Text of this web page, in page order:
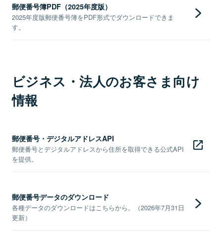
郵便番号簿PDF（2025年度版）
2025年度版郵便番号簿をPDF形式でダウンロードできま
す。
ビジネス・法人のお客さま向け
情報
郵便番号・デジタルアドレスAPI
郵便番号とデジタルアドレスから住所を取得できる公式API
を提供。
郵便番号データのダウンロード
各種データのダウンロードはこちらから。（2026年7月31日
更新）